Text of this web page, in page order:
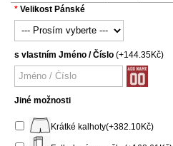
Velikost Pánské
s vlastním Jméno / Číslo (+144.35Kč)
Jiné možnosti
Krátké kalhoty(+382.10Kč)